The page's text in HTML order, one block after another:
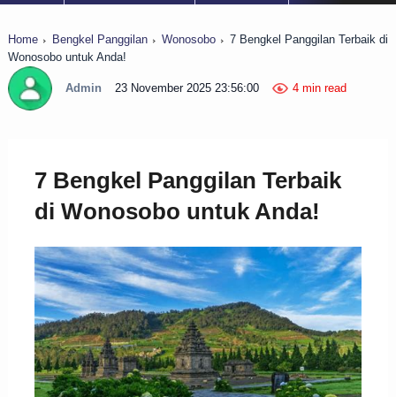
Home Bengkel Panggilan Wonosobo
7 Bengkel Panggilan Terbaik di
Wonosobo untuk Anda!
Admin 23 November 2025 23:56:00 4 min read
7 Bengkel Panggilan Terbaik
di Wonosobo untuk Anda!